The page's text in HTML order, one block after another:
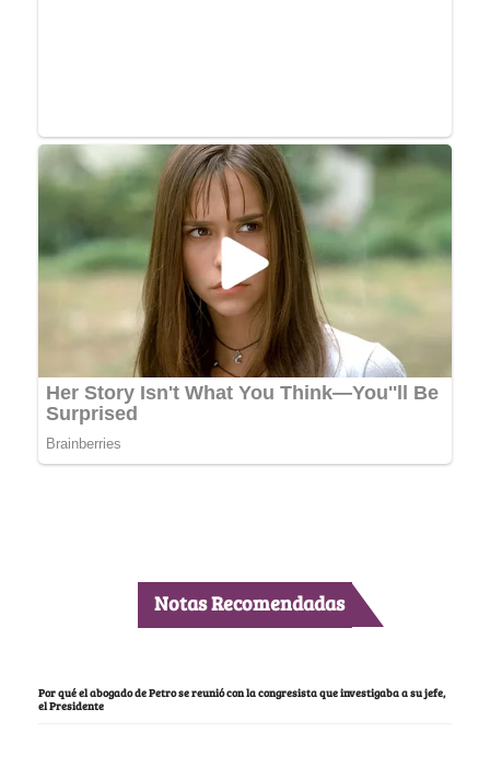
Notas Recomendadas
Por qué el abogado de Petro se reunió con la congresista que investigaba a su jefe,
el Presidente